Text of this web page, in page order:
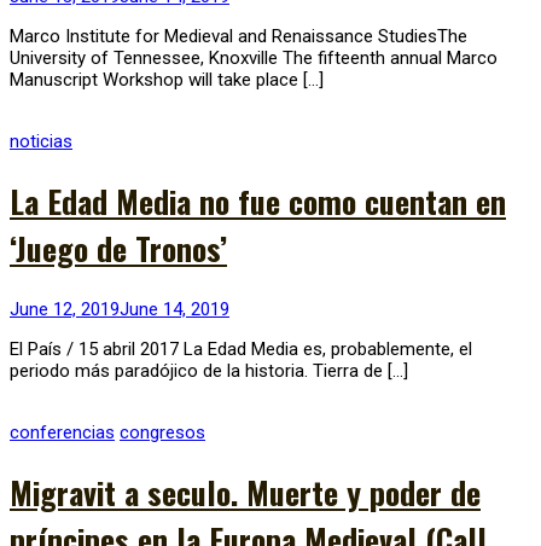
Marco Institute for Medieval and Renaissance StudiesThe
University of Tennessee, Knoxville The fifteenth annual Marco
Manuscript Workshop will take place […]
noticias
La Edad Media no fue como cuentan en
‘Juego de Tronos’
June 12, 2019June 14, 2019
El País / 15 abril 2017 La Edad Media es, probablemente, el
periodo más paradójico de la historia. Tierra de […]
conferencias congresos
Migravit a seculo. Muerte y poder de